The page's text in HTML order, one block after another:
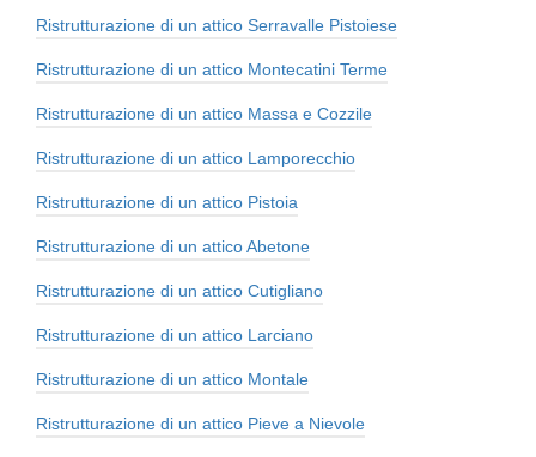
Ristrutturazione di un attico Serravalle Pistoiese
Ristrutturazione di un attico Montecatini Terme
Ristrutturazione di un attico Massa e Cozzile
Ristrutturazione di un attico Lamporecchio
Ristrutturazione di un attico Pistoia
Ristrutturazione di un attico Abetone
Ristrutturazione di un attico Cutigliano
Ristrutturazione di un attico Larciano
Ristrutturazione di un attico Montale
Ristrutturazione di un attico Pieve a Nievole